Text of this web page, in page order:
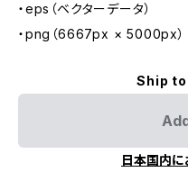
・eps（ベクターデータ）
・png（6667px × 5000px）
Ship
日本国内